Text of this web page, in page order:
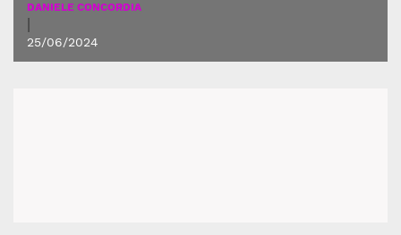
DANIELE CONCORDIA
25/06/2024